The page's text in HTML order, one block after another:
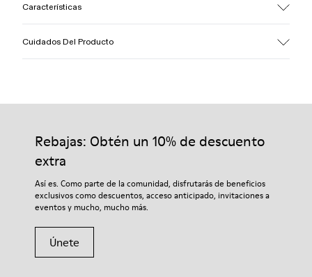
Características
Ortholite® para mayor amortiguación
Forro
20% viscosa) 30% piel vacuna 3% PU
Cuidados Del Producto
Nuestros zapatos se han fabricado con materiales de primera
garantizará que duren más tiempo.
Si deseas obtener información detallada sobre cómo cuidar
de tu par, visita nuestraGuía para el cuidado del calzado.
Rebajas: Obtén un 10% de descuento
extra
Así es. Como parte de la comunidad, disfrutarás de beneficios
exclusivos como descuentos, acceso anticipado, invitaciones a
eventos y mucho, mucho más.
Únete